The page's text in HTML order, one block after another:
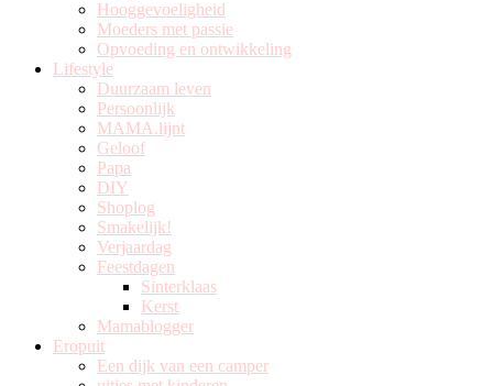
Hooggevoeligheid
Moeders met passie
Opvoeding en ontwikkeling
Lifestyle
Duurzaam leven
Persoonlijk
MAMA.lijnt
Geloof
Papa
DIY
Shoplog
Smakelijk!
Verjaardag
Feestdagen
Sinterklaas
Kerst
Mamablogger
Eropuit
Een dijk van een camper